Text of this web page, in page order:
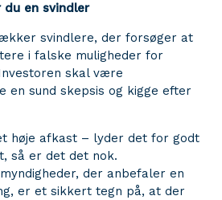
du en svindler
svindlere, der forsøger at
i falske muligheder for
skal være
en sund skepsis og kigge efter
høje afkast – lyder det for godt
så er det det nok.
der anbefaler en
er et sikkert tegn på, at der